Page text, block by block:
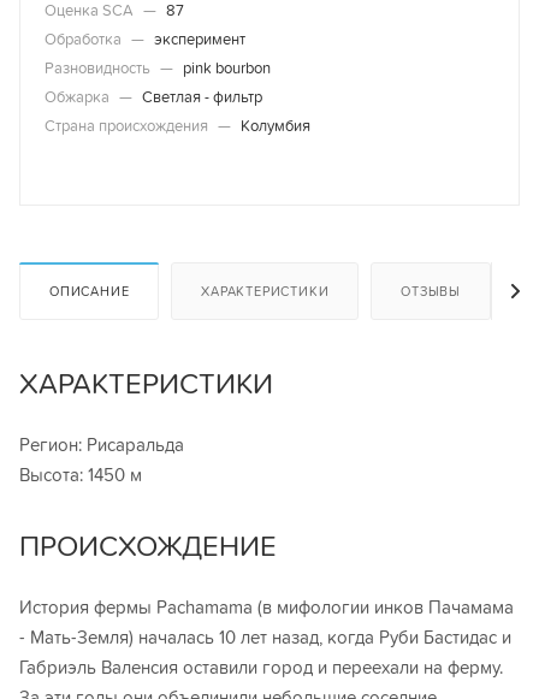
Оценка SCA — 87
Обработка — эксперимент
Разновидность — pink bourbon
Обжарка — Светлая - фильтр
Страна происхождения — Колумбия
ОПИСАНИЕ ХАРАКТЕРИСТИКИ ОТЗЫВЫ
ХАРАКТЕРИСТИКИ
Регион: Рисаральда
Высота: 1450 м
ПРОИСХОЖДЕНИЕ
История фермы Pachamama (в мифологии инков Пачамама
- Мать-Земля) началась 10 лет назад, когда Руби Бастидас и
Габриэль Валенсия оставили город и переехали на ферму.